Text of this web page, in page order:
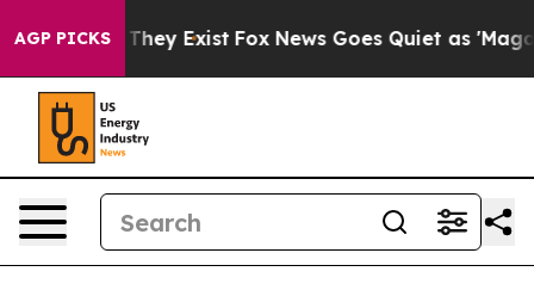
AGP PICKS
Proof They Exist Fox News Goes Quiet as 'Maga